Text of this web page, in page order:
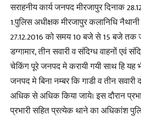
सराहनीय कार्य जनपद मीरजापुर दिनाक
1.पुलिस अधीक्षक मीरजापुर कलानिधि
27.12.2016 को समय 10 बजे से 15 बजे
डग्गामार, तीन सवारी व संदिग्ध वाहनों एवं
चेकिंग पूरे जनपद मे करायी गयी साथ हि यह
जनपद मे बिना नम्बर कि गाडी व तीन सवारी
अधिक से अधिक किया जाये। इस दौरान
प्रभारी सहित प्रत्येक थाने का अधिकांश